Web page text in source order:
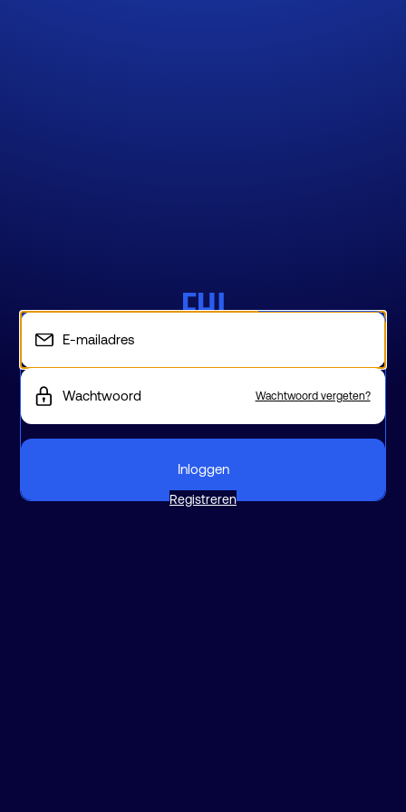
Wachtwoord vergeten?
Inloggen
Registreren